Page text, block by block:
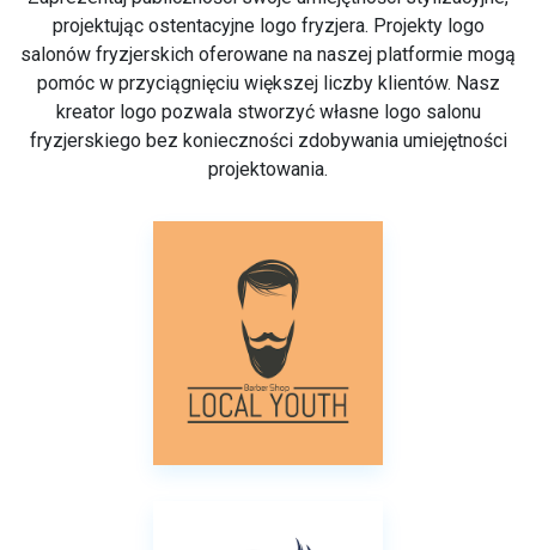
projektując ostentacyjne logo fryzjera. Projekty logo
salonów fryzjerskich oferowane na naszej platformie mogą
pomóc w przyciągnięciu większej liczby klientów. Nasz
kreator logo pozwala stworzyć własne logo salonu
fryzjerskiego bez konieczności zdobywania umiejętności
projektowania.